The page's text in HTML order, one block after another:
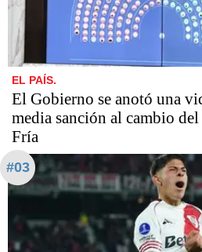
EL PAÍS.
El Gobierno se anotó una
media sanción al cambio
Fría
#03